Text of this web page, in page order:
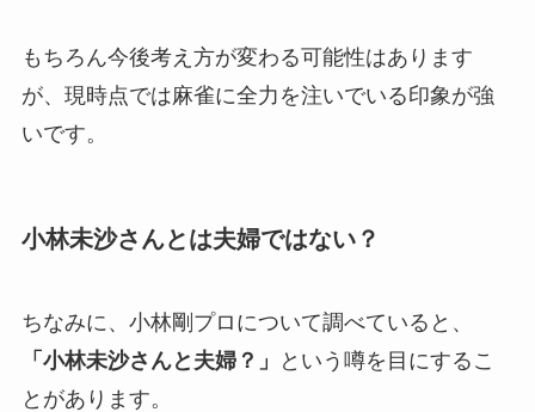
もちろん今後考え方が変わる可能性はあります
が、現時点では麻雀に全力を注いでいる印象が強
いです。
小林未沙さんとは夫婦ではない？
ちなみに、小林剛プロについて調べていると、
「小林未沙さんと夫婦？」
という噂を目にするこ
とがあります。